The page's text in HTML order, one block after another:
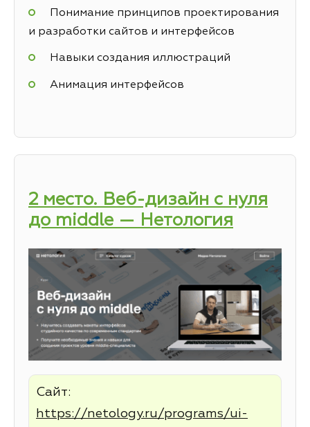
Понимание принципов проектирования
и разработки сайтов и интерфейсов
Навыки создания иллюстраций
Анимация интерфейсов
2 место. Веб-дизайн с нуля
до middle — Нетология
Сайт:
https://netology.ru/programs/ui-